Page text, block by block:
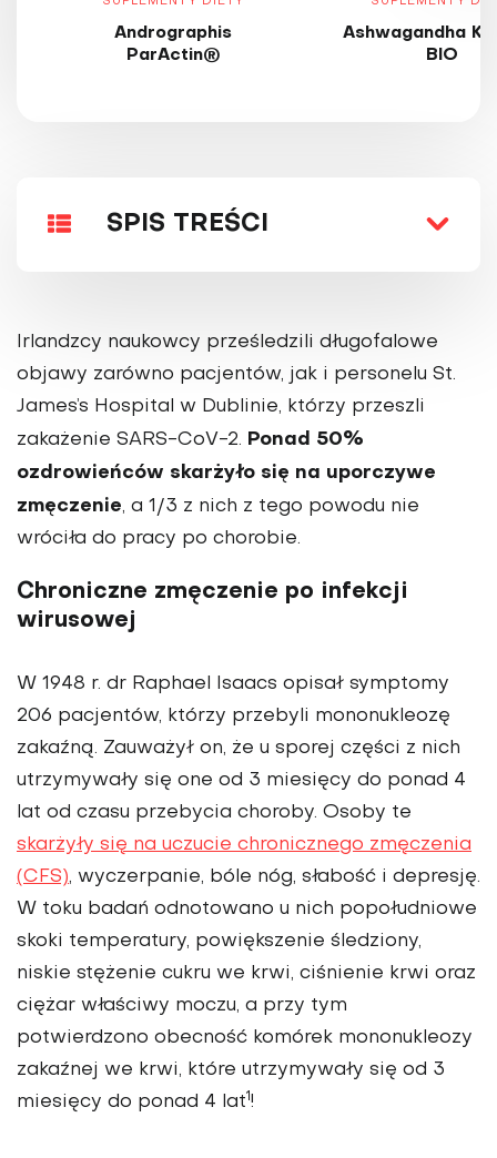
Andrographis
ParActin®
Ashwagandha
BIO
SPIS TREŚCI
Irlandzcy naukowcy prześledzili długofalowe
objawy zarówno pacjentów, jak i personelu St.
James’s Hospital w Dublinie, którzy przeszli
zakażenie SARS-CoV-2. Ponad 50%
ozdrowieńców skarżyło się na uporczywe
zmęczenie, a 1/3 z nich z tego powodu nie
wróciła do pracy po chorobie.
Chroniczne zmęczenie po infekcji
wirusowej
W 1948 r. dr Raphael Isaacs opisał symptomy
206 pacjentów, którzy przebyli mononukleozę
zakaźną. Zauważył on, że u sporej części z nich
utrzymywały się one od 3 miesięcy do ponad 4
lat od czasu przebycia choroby. Osoby te
skarżyły się na uczucie chronicznego zmęczenia
(CFS), wyczerpanie, bóle nóg, słabość i depresję.
W toku badań odnotowano u nich popołudniowe
skoki temperatury, powiększenie śledziony,
niskie stężenie cukru we krwi, ciśnienie krwi oraz
ciężar właściwy moczu, a przy tym
potwierdzono obecność komórek mononukleozy
zakaźnej we krwi, które utrzymywały się od 3
miesięcy do ponad 4 lat1!